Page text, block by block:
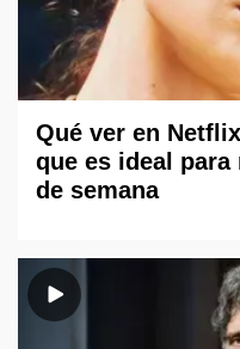
Qué ver en
que es ideal
de semana